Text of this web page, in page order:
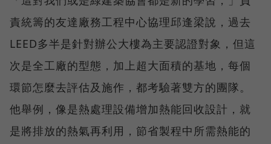
責統籌的友達廠務工程中心協理邱逢梁說，過去
LEED多半是針對辦公大樓為主要認證對象，但這
次是全工廠的型態，加上超大面積的基地，每個
環節怎麼去評估及施作，都考驗著雙方的團隊。
他舉例，像是熱處理設備增加熱能回收設計，就
是將排放的熱氣再利用，節省製程中所需熱能的